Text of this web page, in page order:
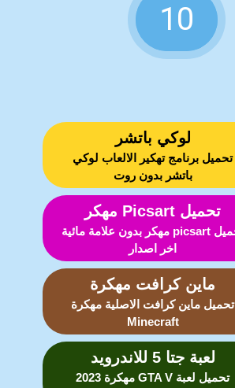
10
لوكي باتشر
تحميل برنامج تهكير الالعاب لوكي
باتشر بدون روت
تحميل Picsart مهكر
تحميل picsart مهكر بدون علامة مائية
اخر اصدار
ماين كرافت مهكرة
تحميل ماين كرافت الاصلية مهكرة
Minecraft
لعبة جتا 5 للاندرويد
تحميل لعبة GTA V مهكرة 2023